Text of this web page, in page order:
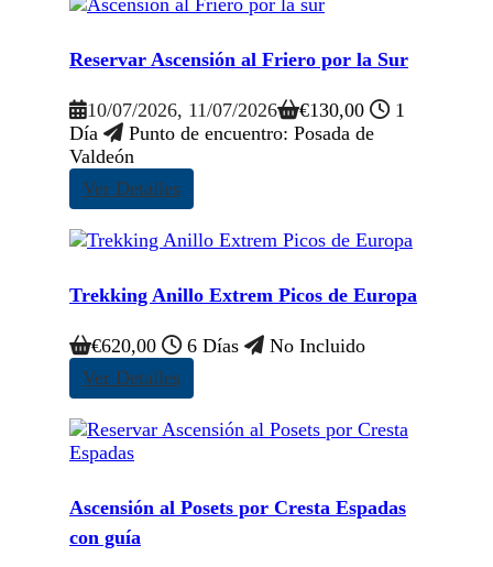
Reservar Ascensión al Friero por la Sur
10/07/2026, 11/07/2026 €130,00
1
Día
Punto de encuentro: Posada de
Valdeón
Ver Detalles
Trekking Anillo Extrem Picos de Europa
€620,00 6 Días
No Incluido
Ver Detalles
Ascensión al Posets por Cresta Espadas
con guía